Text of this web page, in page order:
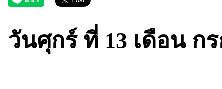
วันศุกร์ ที่ 13 เดือน ก